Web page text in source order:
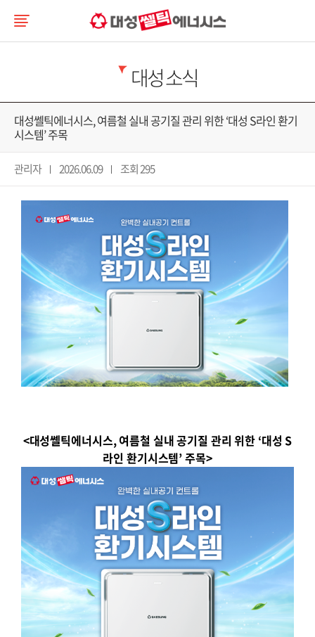
대성 소식
대성쎌틱에너시스, 여름철 실내 공기질 관리 위한 ‘대성 S라인 환기
시스템’ 주목
관리자 2026.06.09 조회 295
<대성쎌틱에너시스,여름철 실내 공기질 관리 위한 ‘대성 S
라인 환기시스템’주목>